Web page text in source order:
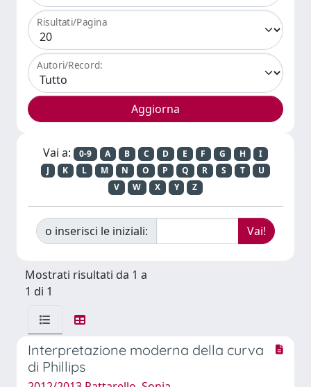
Risultati/Pagina
Autori/Record:
Vai a: 0-9 A B C D E F G H
I
J
K L M N O P Q R S T
U
V
W X Y Z
o inserisci le iniziali:
Mostrati risultati da 1 a
1 di 1
Interpretazione moderna della curva
di Phillips